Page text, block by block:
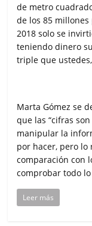
de metro
de los 85
2018 solo se
teniendo dinero
triple que
Marta Gómez se
que las “cifras
manipular la
por hacer, pero
comparación con
comprobar todo
Leer más